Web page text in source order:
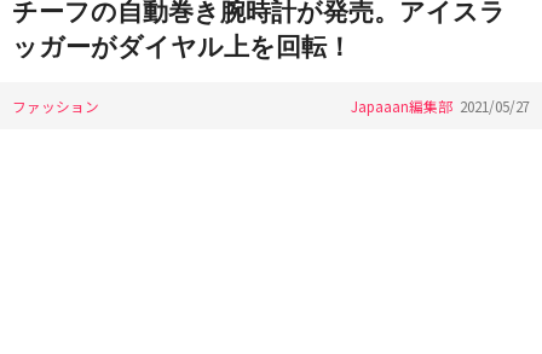
チーフの自動巻き腕時計が発売。アイスラ
ッガーがダイヤル上を回転！
ファッション Japaaan編集部 2021/05/27